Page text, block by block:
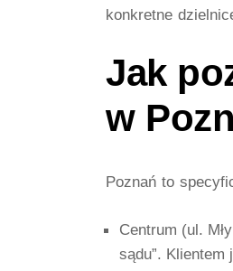
konkretne
Jak
w
Poznań to
Centrum (ul.
sądu”. Klientem